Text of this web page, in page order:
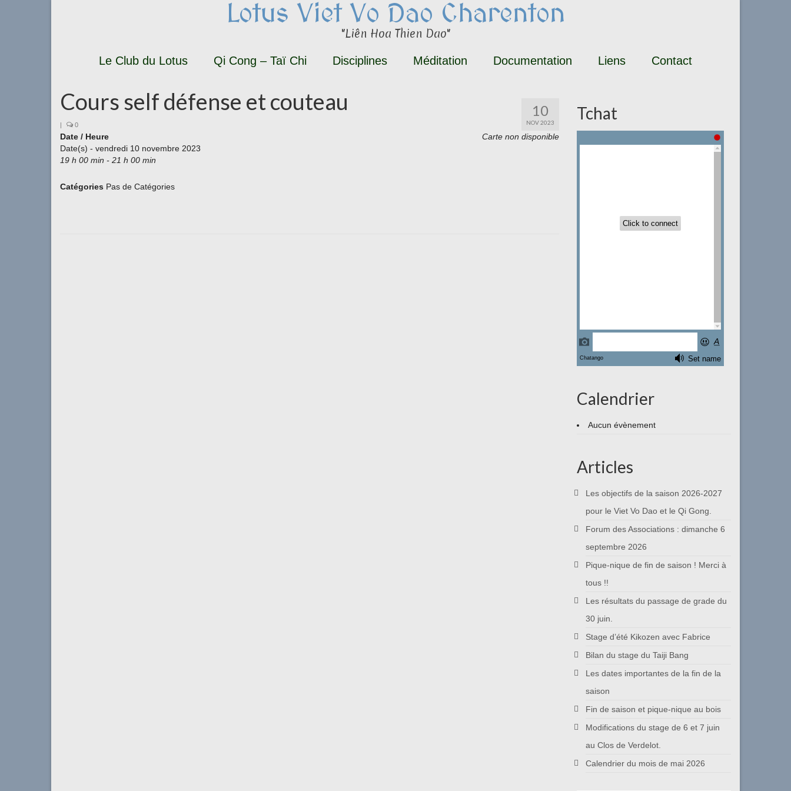
Lotus Viet Vo Dao Charenton
"Liên Hoa Thien Dao"
Le Club du Lotus Qi Cong – Taï Chi Disciplines Méditation Documentation Liens Contact
10
NOV 2023
Cours self défense et couteau
| 0
Carte non disponible
Date / Heure
Date(s) - vendredi 10 novembre 2023
19 h 00 min - 21 h 00 min
Catégories Pas de Catégories
Tchat
Calendrier
Aucun évènement
Articles
Les objectifs de la saison 2026-2027
pour le Viet Vo Dao et le Qi Gong.
Forum des Associations : dimanche 6
septembre 2026
Pique-nique de fin de saison ! Merci à
tous !!
Les résultats du passage de grade du
30 juin.
Stage d’été Kikozen avec Fabrice
Bilan du stage du Taiji Bang
Les dates importantes de la fin de la
saison
Fin de saison et pique-nique au bois
Modifications du stage de 6 et 7 juin
au Clos de Verdelot.
Calendrier du mois de mai 2026